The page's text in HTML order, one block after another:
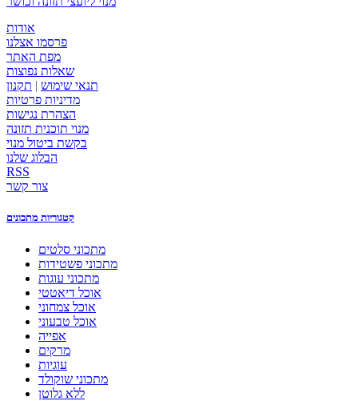
אודות
פרסמו אצלנו
מפת האתר
שאלות נפוצות
תנאי שימוש | תקנון
מדיניות פרטיות
הצהרת נגישות
מנוי תוכנית תזונה
בקשת ביטול מנוי
הבלוג שלנו
RSS
צור קשר
קטגוריות מתכונים
מתכוני סלטים
מתכוני פשטידות
מתכוני עוגות
אוכל דיאטטי
אוכל צמחוני
אוכל טבעוני
אפייה
מרקים
עוגיות
מתכוני שוקולד
ללא גלוטן